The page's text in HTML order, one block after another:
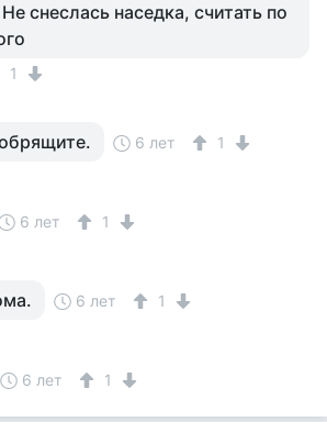
снеслась наседка, считать по
1
6 лет 1
6 лет 1
6 лет 1
6 лет 1